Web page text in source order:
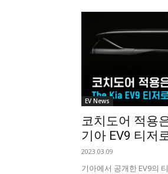
EV News
코치도어 적용
기아 EV9 티저
2023.03.09
기아에서 공개한 EV9의